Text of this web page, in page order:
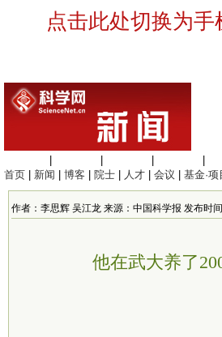
点击此处切换为手
首页
新闻 博客 院士 人才 会议 基金·项
作者：李思辉 吴江龙 来源：中国科学报 发布时间
他在武大养了